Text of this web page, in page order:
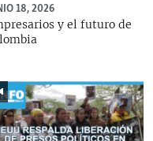
18, 2026
y el futuro de